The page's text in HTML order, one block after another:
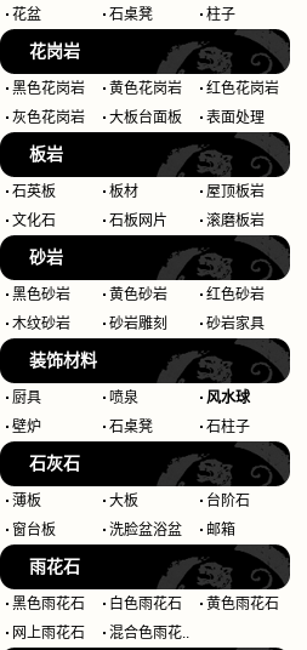
花盆
石桌凳 柱子
花岗岩
黑色花岗岩 黄色花岗岩
红色花岗岩
灰色花岗岩
大板台面板 表面处理
板岩
石英板 板材
屋顶板岩
文化石
石板网片 滚磨板岩
砂岩
黑色砂岩 黄色砂岩
红色砂岩
木纹砂岩
砂岩雕刻 砂岩家具
装饰材料
厨具 喷泉
风水球
壁炉
石桌凳 石柱子
石灰石
薄板 大板
台阶石
窗台板
洗脸盆浴盆 邮箱
雨花石
黑色雨花石 白色雨花石
黄色雨花石
网上雨花石
混合色雨花..